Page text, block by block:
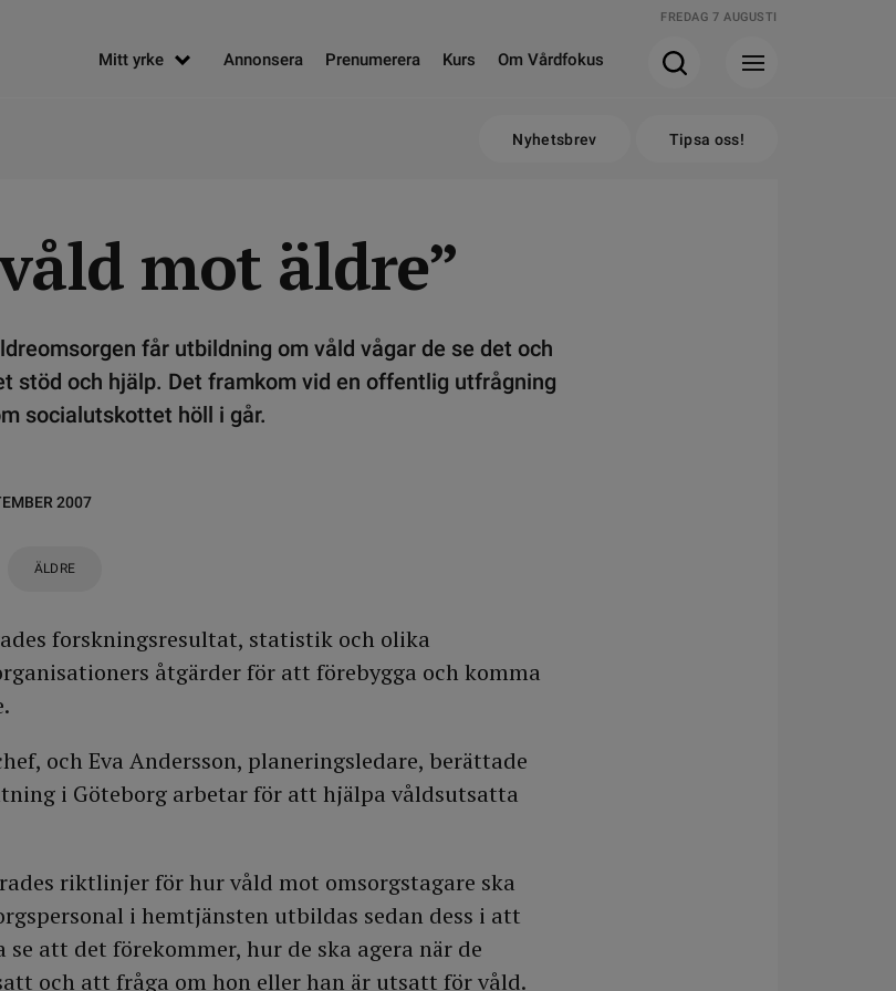
FREDAG 7 AUGUSTI
Mitt yrke Annonsera Prenumerera Kurs Om Vårdfokus
Nyhetsbrev Tipsa oss!
mot äldre”
får utbildning om våld vågar de se det och
stöd och hjälp. Det framkom vid en offentlig utfrågning
socialutskottet höll i går.
2007
ÄLDRE
forskningsresultat, statistik och olika
åtgärder för att förebygga och komma
och Eva Andersson, planeringsledare, berättade
i Göteborg arbetar för att hjälpa våldsutsatta
riktlinjer för hur våld mot omsorgstagare ska
i hemtjänsten utbildas sedan dess i att
att det förekommer, hur de ska agera när de
och att fråga om hon eller han är utsatt för våld.